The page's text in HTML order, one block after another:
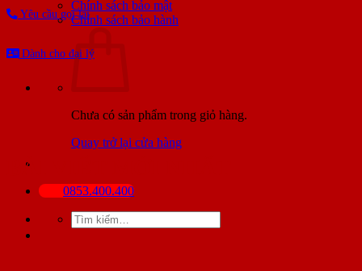
Chính sách bảo mật
Chính sách bảo hành
Chưa có sản phẩm trong giỏ hàng.
Quay trở lại cửa hàng
0853.400.400
Tìm
kiếm:
Yêu cầu gọi lại
Dành cho đại lý
BÀI VIẾT MỚI NHẤT